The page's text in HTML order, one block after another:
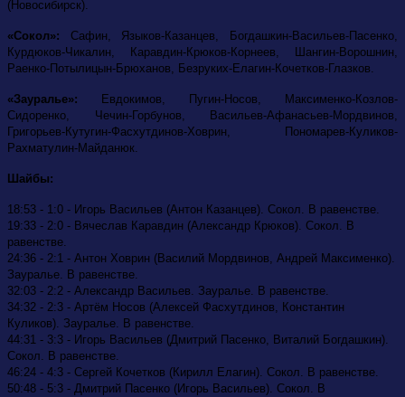
(Новосибирск).
«Сокол»: Сафин, Языков-Казанцев, Богдашкин-Васильев-Пасенко,
Курдюков-Чикалин, Каравдин-Крюков-Корнеев, Шангин-Ворошнин,
Раенко-Потылицын-Брюханов, Безруких-Елагин-Кочетков-Глазков.
«Зауралье»: Евдокимов,
Пугин-Носов, Максименко-Козлов-
Сидоренко, Чечин-Горбунов, Васильев-Афанасьев-Мордвинов,
Григорьев-Кутугин-Фасхутдинов-Ховрин, Пономарев-Куликов-
Рахматулин-Майданюк.
Шайбы:
18:53 - 1:0 - Игорь Васильев (Антон Казанцев). Сокол. В равенстве.
19:33 - 2:0 - Вячеслав Каравдин (Александр Крюков). Сокол. В
равенстве.
24:36 - 2:1 - Антон Ховрин (Василий Мордвинов, Андрей Максименко).
Зауралье. В равенстве.
32:03 - 2:2 - Александр Васильев. Зауралье. В равенстве.
34:32 - 2:3 - Артём Носов (Алексей Фасхутдинов, Константин
Куликов). Зауралье. В равенстве.
44:31 - 3:3 - Игорь Васильев (Дмитрий Пасенко, Виталий Богдашкин).
Сокол. В равенстве.
46:24 - 4:3 - Сергей Кочетков (Кирилл Елагин). Сокол. В равенстве.
50:48 - 5:3 - Дмитрий Пасенко (Игорь Васильев). Сокол. В